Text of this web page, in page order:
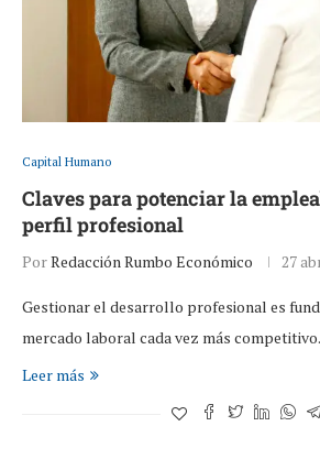
Capital Humano
Claves para potenciar la
perfil profesional
PorRedacción Rumbo Económico 27
Gestionar el desarrollo profesional es
mercado laboral cada vez más
Leer más